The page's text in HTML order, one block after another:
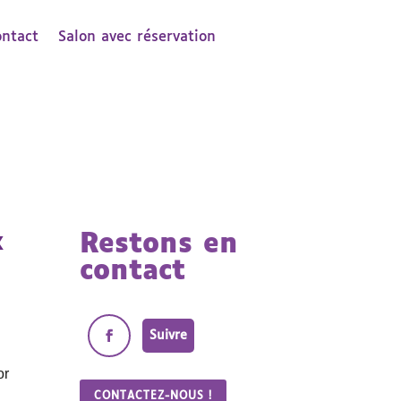
Salon avec réservation
Restons en
contact
Suivre
CONTACTEZ-NOUS !